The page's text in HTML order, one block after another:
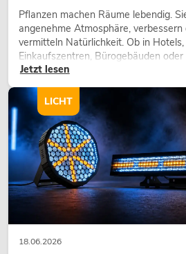
Pflanzen machen Räume lebendig.
angenehme Atmosphäre,
vermitteln Natürlichkeit. Ob in
Einkaufszentren, Bürogebäuden
eine hochwertige Begrünung gehört
modernen Raumkonzept.
Jetzt lesen
18.06.2026
LICHT